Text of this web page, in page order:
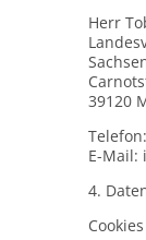
Herr
39120
E-Mail:
4.
Cookies